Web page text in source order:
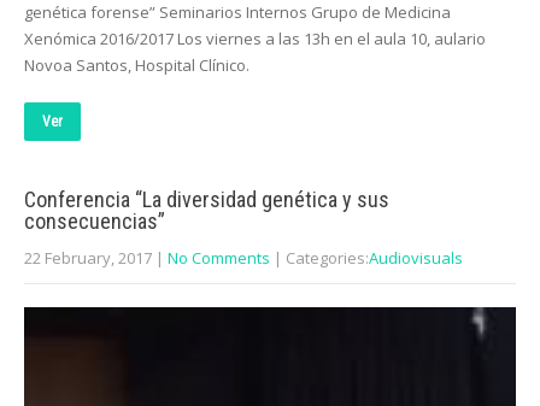
genética forense” Seminarios Internos Grupo de Medicina
Xenómica 2016/2017 Los viernes a las 13h en el aula 10, aulario
Novoa Santos, Hospital Clínico.
Ver
Conferencia “La diversidad genética y sus
consecuencias”
22 February, 2017 | No Comments | Categories:Audiovisuals